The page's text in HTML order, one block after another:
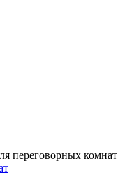
переговорных комнат